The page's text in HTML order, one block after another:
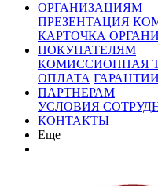
ОРГАНИЗАЦИЯМ
ПРЕЗЕНТАЦИЯ
КАРТОЧКА
ПОКУПАТЕЛЯМ
КОМИССИОННАЯ
ОПЛАТА ГАРАНТИИ
ПАРТНЕРАМ
УСЛОВИЯ
КОНТАКТЫ
Еще